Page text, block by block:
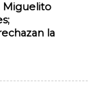
Miguelito
la